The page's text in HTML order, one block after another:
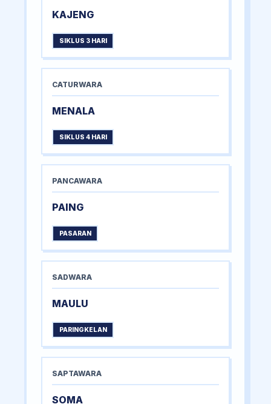
KAJENG
SIKLUS 3 HARI
CATURWARA
MENALA
SIKLUS 4 HARI
PANCAWARA
PAING
PASARAN
SADWARA
MAULU
PARINGKELAN
SAPTAWARA
SOMA